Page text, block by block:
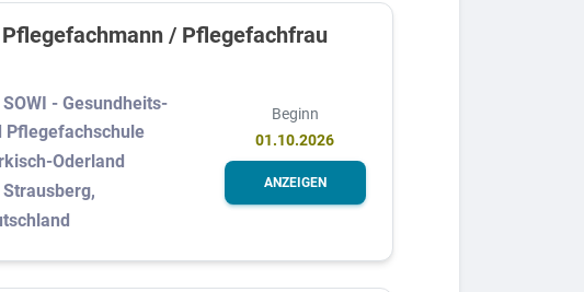
/ Pflegefachfrau
SOWI - Gesundheits-
Pflegefachschule
Oderland
Strausberg,
Beginn
01.10.2026
ANZEIGEN